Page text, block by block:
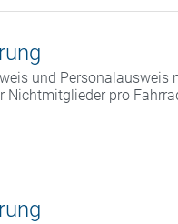
und Personalausweis
Nichtmitglieder pro